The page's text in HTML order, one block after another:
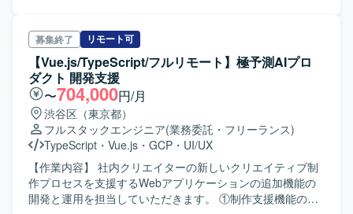
たGoogle Cloudの設計・実装（Terraform）・構築を行うク
ラウドアーキテクト／エンジニアとしてご対応いただきま
す。
募集終了 リモート可
【Vue.js/TypeScript/フルリモート】極予測AIプロ
ダクト 開発支援
〜704,000円/月
渋谷区（東京都）
フルスタックエンジニア(業務委託・フリーランス)
TypeScript ・ Vue.js ・ GCP ・ UI/UX
【作業内容】 社内クリエイターの新しいクリエイティブ制
作プロセスを支援するWebアプリケーションの追加機能の
開発と運用を担当していただきます。 ①制作支援機能の拡